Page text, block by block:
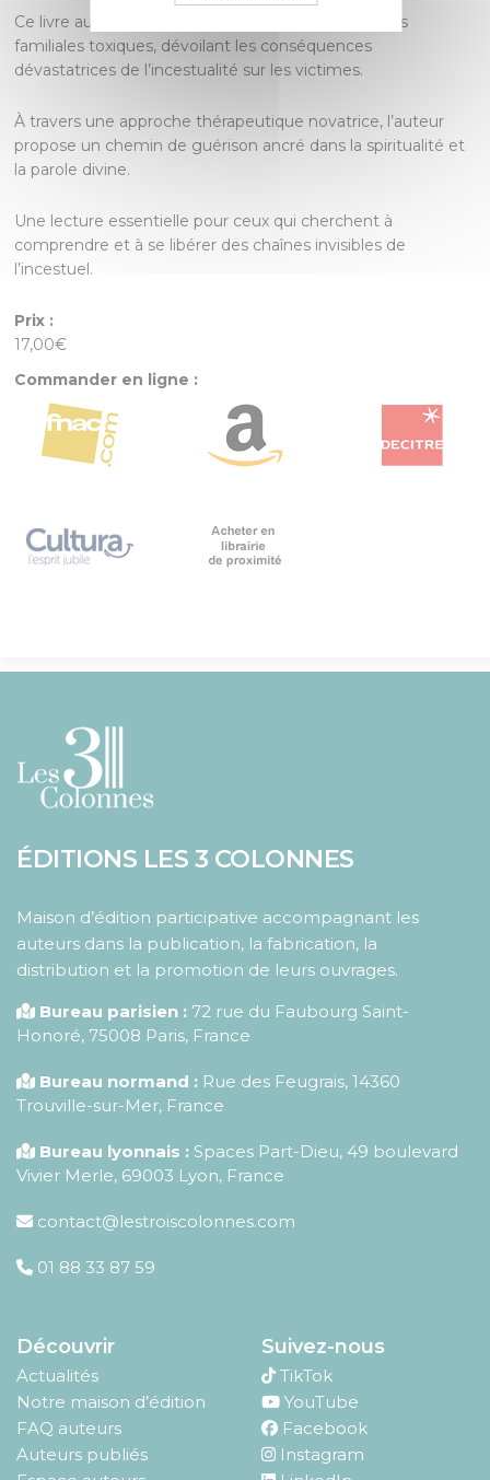
Ce livre audacieux plonge au cœur des dynamiques
familiales toxiques, dévoilant les conséquences
dévastatrices de l’incestualité sur les victimes.
À travers une approche thérapeutique novatrice, l’auteur
propose un chemin de guérison ancré dans la spiritualité et
la parole divine.
Une lecture essentielle pour ceux qui cherchent à
comprendre et à se libérer des chaînes invisibles de
l’incestuel.
Prix :
17,00€
Commander en ligne :
ÉDITIONS LES 3 COLONNES
Maison d’édition participative accompagnant les
auteurs dans la publication, la fabrication, la
distribution et la promotion de leurs ouvrages.
Bureau parisien : 72 rue du Faubourg Saint-
Honoré, 75008 Paris, France
Bureau normand : Rue des Feugrais, 14360
Trouville-sur-Mer, France
Bureau lyonnais : Spaces Part-Dieu, 49 boulevard
Vivier Merle, 69003 Lyon, France
contact@lestroiscolonnes.com
01 88 33 87 59
Découvrir
Actualités
Notre maison d’édition
FAQ auteurs
Auteurs publiés
Suivez-nous
TikTok
YouTube
Facebook
Instagram